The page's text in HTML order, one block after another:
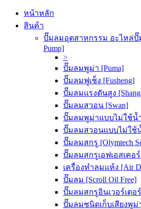
หน้าหลัก
สินค้า
ปั๊มลมอุตสาหกรรม อะไหล่ปั๊
Pump]
>
ปั๊มลมพูม่า [Puma]
ปั๊มลมฟูเช็ง [Fusheng]
ปั๊มลมแรงดันสูง
ปั๊มลมสวอน [Swan]
ปั๊มลมพูม่าแบบไม่ใช้น้ำ
ปั๊มลมสวอนแบบไม่ใช้น้
ปั๊มลมสกรู [Olymtech
ปั๊มลมสกรูเอฟเอสเคอร์
เครื่องทำลมแห้ง [Air
ปั๊มลม [Scroll Oil Free]
ปั๊มลมสกรูอินเวอร์เตอร์
ปั๊มลมชนิดเก็บเสียงพูม่า